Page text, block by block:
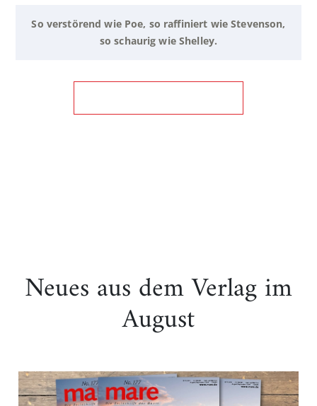
So verstörend wie Poe, so raffiniert wie Stevenson,
so schaurig wie Shelley.
Neues aus dem Verlag im
August